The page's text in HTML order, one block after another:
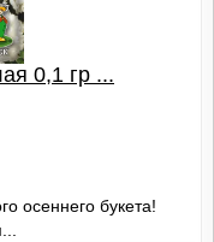
0,1 гр ...
осеннего букета!